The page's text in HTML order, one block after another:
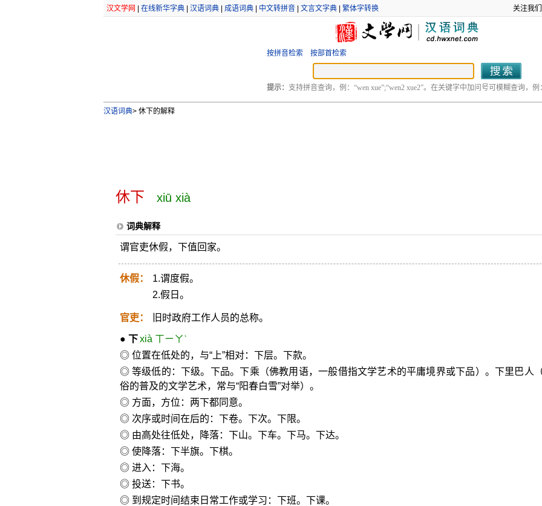
汉文学网 在线新华字典| 汉语词典| 成语词典| 中文转拼音| 文言文字典| 繁体字转换 关注我们
按拼音检索 按部首检索
提示： 支持拼音查询，例：“wen xue”;“wen2 xue2”。在关键字中加问号可模糊查询，例
汉语词典>休下的解释
休下 xiū xià
词典解释
谓官吏休假，下值回家。
休假：
1.谓度假。
2.假日。
官吏： 旧时政府工作人员的总称。
● 下 xià ㄒㄧㄚˋ
◎ 位置在低处的，与“上”相对：下层。下款。
◎ 等级低的：下级。下品。下乘（佛教用语，一般借指文学艺术的平庸境界或下品）。下里巴人
俗的普及的文学艺术，常与“阳春白雪”对举）。
◎ 方面，方位：两下都同意。
◎ 次序或时间在后的：下卷。下次。下限。
◎ 由高处往低处，降落：下山。下车。下马。下达。
◎ 使降落：下半旗。下棋。
◎ 进入：下海。
◎ 投送：下书。
◎ 到规定时间结束日常工作或学习：下班。下课。